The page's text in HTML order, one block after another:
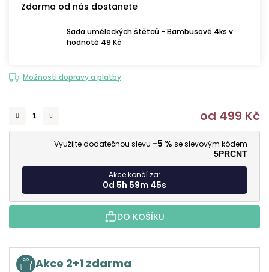
Zdarma od nás dostanete
Sada uměleckých štětců - Bambusové 4ks v
hodnotě 49 Kč
Možnosti dopravy a platby
od 499 Kč
Využijte dodatečnou slevu -5 % se slevovým kódem
5PRCNT
Akce končí za:
0d 5h 59m 44s
DO KOŠÍKU
Akce 2+1 zdarma